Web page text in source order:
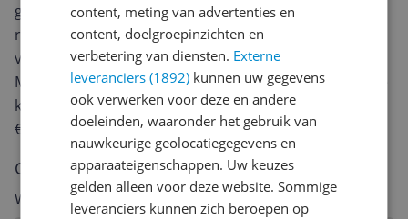
geven? Start dan hieronder met het schrijven van je
review. Afhankelijk van de details duurt het schrijven
van een review gemiddeld tussen de 3 en 10 minuten.
Met jouw mening help je andere bezoekers een betere
keuze te maken én maak je iedere maand kans op
€250,-!
Klik hier voor de actievoorwaarden.
Cijfer
Welk cijfer geef jij dit product?
content, meting van advertenties en
content, doelgroepinzichten en
verbetering van diensten. Externe
leveranciers (1892) kunnen uw gegevens
ook verwerken voor deze en andere
doeleinden, waaronder het gebruik van
nauwkeurige geolocatiegegevens en
apparaateigenschappen. Uw keuzes
gelden alleen voor deze website. Sommige
leveranciers kunnen zich beroepen op